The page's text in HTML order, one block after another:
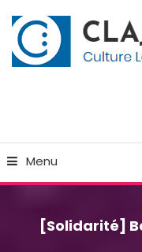
To
Content
Menu
[Solidarité]